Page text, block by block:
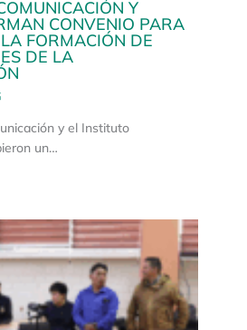
Y
CONVENIO PARA
FORMACIÓN DE
DE LA
y el Instituto
un…